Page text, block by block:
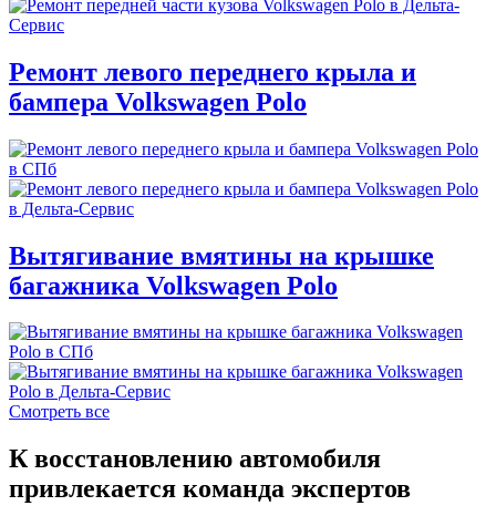
Ремонт левого переднего крыла и
бампера Volkswagen Polo
Вытягивание вмятины на крышке
багажника Volkswagen Polo
Смотреть все
К восстановлению автомобиля
привлекается команда экспертов